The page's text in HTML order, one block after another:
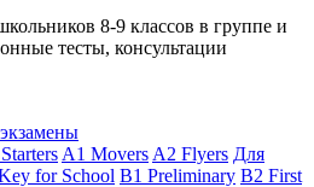
8-9 классов в группе и
тесты, консультации
A1 Movers A2 Flyers Для
for School B1 Preliminary B2 First